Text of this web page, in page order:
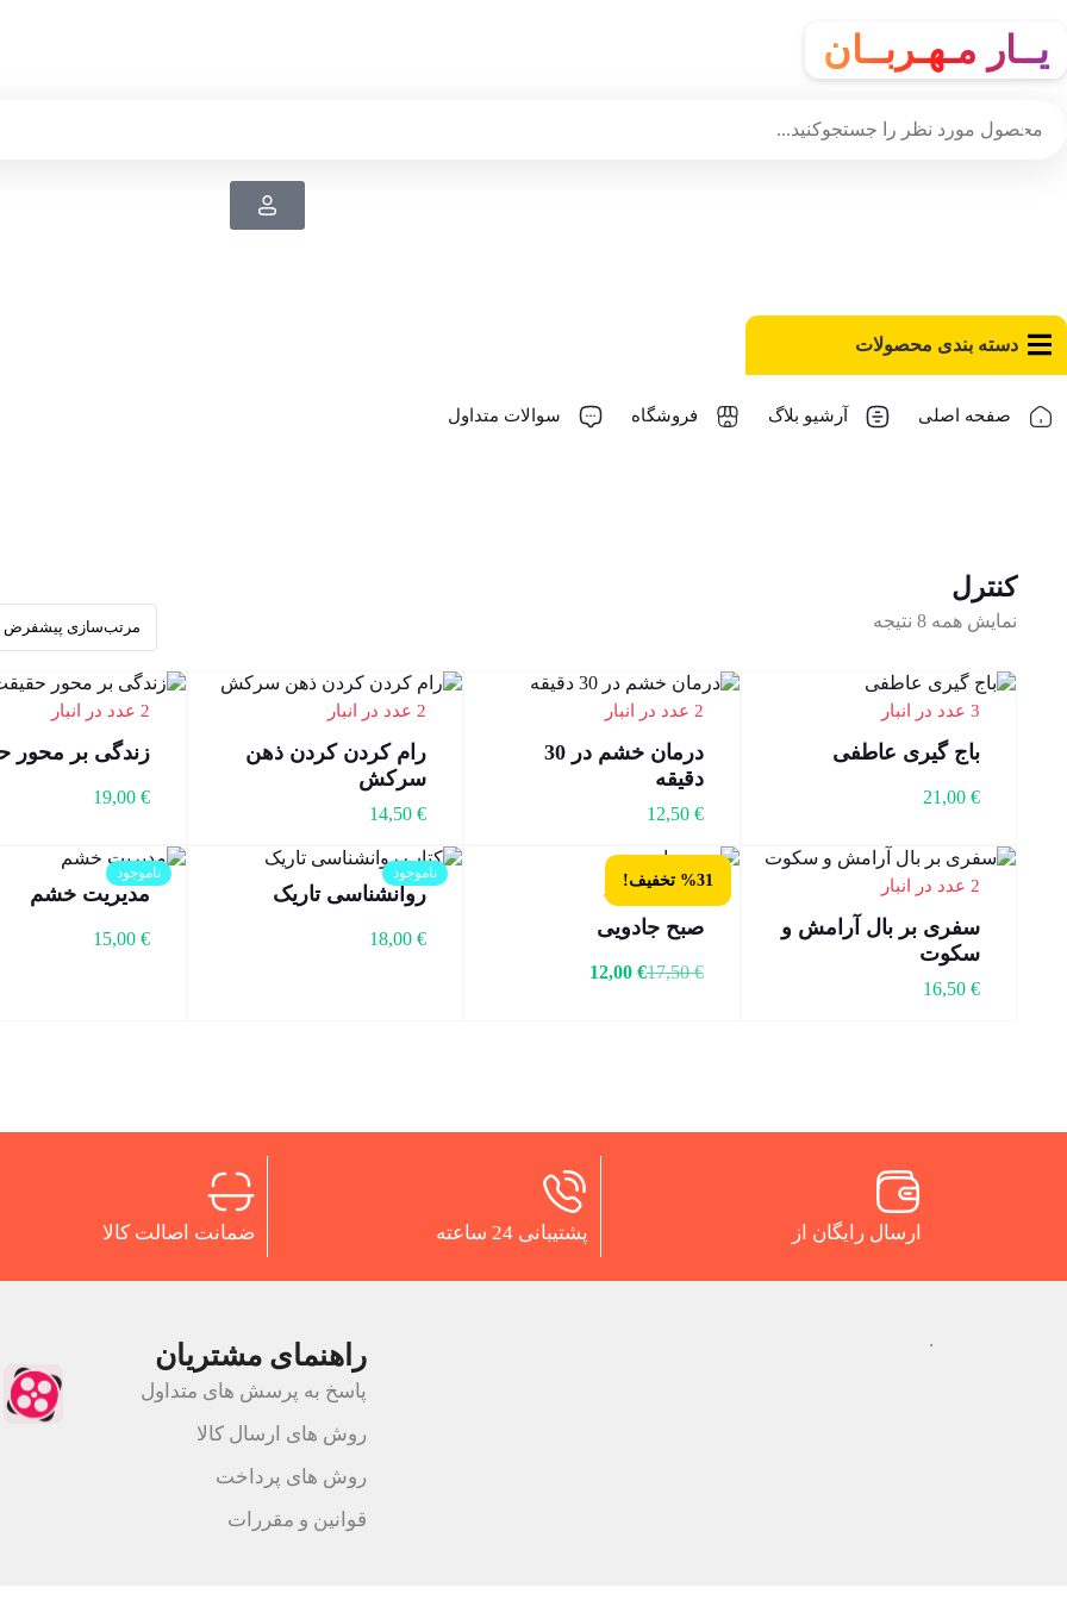
یــار مـهـربــان
دسته‌ بندی محصولات
صفحه اصلی آرشیو بلاگ فروشگاه سوالات متداول
کنترل
نمایش همه 8 نتیجه
3 عدد در انبار
باج گیری عاطفی
21,00 €
2 عدد در انبار
درمان خشم در 30
دقیقه
12,50 €
2 عدد در انبار
رام کردن کردن ذهن
سرکش
14,50 €
2 عدد در انبار
زندگی بر محور
19,00 €
2 عدد در انبار
سفری بر بال آرامش و
سکوت
16,50 €
%31 تخفیف!
4 عدد در انبار
صبح جادویی
17,50€
12,00 €
ناموجود
روانشناسی تاریک
18,00 €
ناموجود
مدیریت خشم
15,00 €
ارسال رایگان از پشتیبانی 24 ساعته ضمانت اصالت کالا
. راهنمای مشتریان
پاسخ به پرسش های متداول
روش های ارسال کالا
روش های پرداخت
قوانین و مقررات